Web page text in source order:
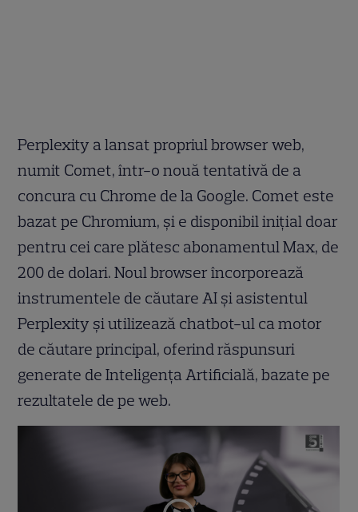
Perplexity a lansat propriul browser web,
numit Comet, într-o nouă tentativă de a
concura cu Chrome de la Google. Comet este
bazat pe Chromium, și e disponibil inițial doar
pentru cei care plătesc abonamentul Max, de
200 de dolari. Noul browser încorporează
instrumentele de căutare AI și asistentul
Perplexity și utilizează chatbot-ul ca motor
de căutare principal, oferind răspunsuri
generate de Inteligența Artificială, bazate pe
rezultatele de pe web.